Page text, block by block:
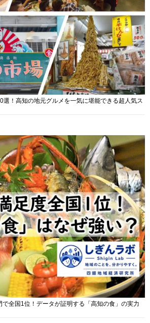
選！高知の地元グルメを一気に堪能できる超人気ス
全国1位！データが証明する「高知の食」の実力